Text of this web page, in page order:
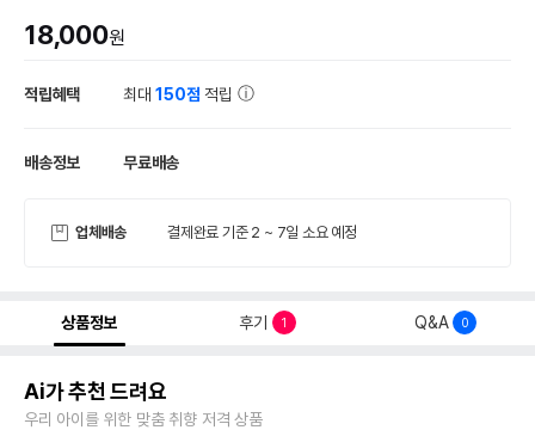
18,000원
적립혜택 최대150점 적립
배송정보 무료배송
업체배송 결제완료 기준 2 ~ 7일 소요 예정
상품정보 후기 1 Q&A 0
Ai가 추천 드려요
우리 아이를 위한 맞춤 취향 저격 상품